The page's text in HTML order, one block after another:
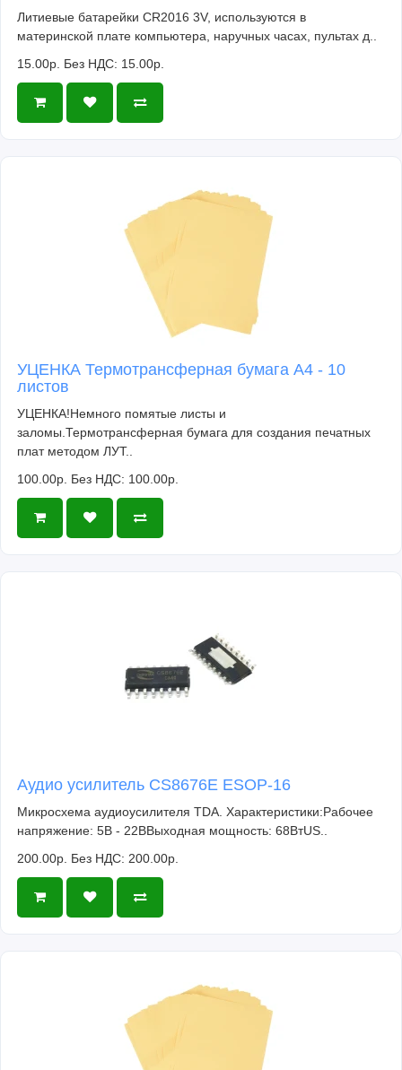
Литиевые батарейки CR2016 3V, используются в
материнской плате компьютера, наручных часах, пультах д..
15.00р. Без НДС: 15.00р.
УЦЕНКА Термотрансферная бумага А4 - 10
листов
УЦЕНКА!Немного помятые листы и
заломы.Термотрансферная бумага для создания печатных
плат методом ЛУТ..
100.00р. Без НДС: 100.00р.
Аудио усилитель CS8676E ESOP-16
Микросхема аудиоусилителя TDA. Характеристики:Рабочее
напряжение: 5В - 22ВВыходная мощность: 68ВтUS..
200.00р. Без НДС: 200.00р.